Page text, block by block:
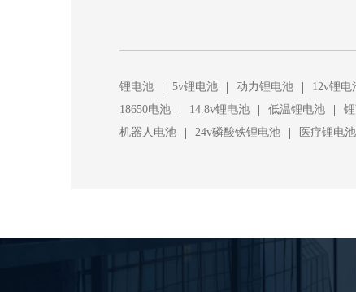
锂电池 | 5v锂电池 | 动力锂电池 | 12v锂电
18650电池 | 14.8v锂电池 | 低温锂电池 |
机器人电池 | 24v磷酸铁锂电池 | 医疗锂电池